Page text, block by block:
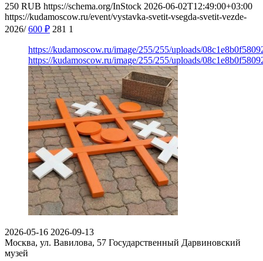
250 RUB https://schema.org/InStock 2026-06-02T12:49:00+03:00
https://kudamoscow.ru/event/vystavka-svetit-vsegda-svetit-vezde-
2026/ 600 ₽ 281 1
https://kudamoscow.ru/image/255/255/uploads/
https://kudamoscow.ru/image/255/255/uploads/
2026-05-16 2026-09-13
Москва, ул. Вавилова, 57 Государственный Дарвиновский
музей